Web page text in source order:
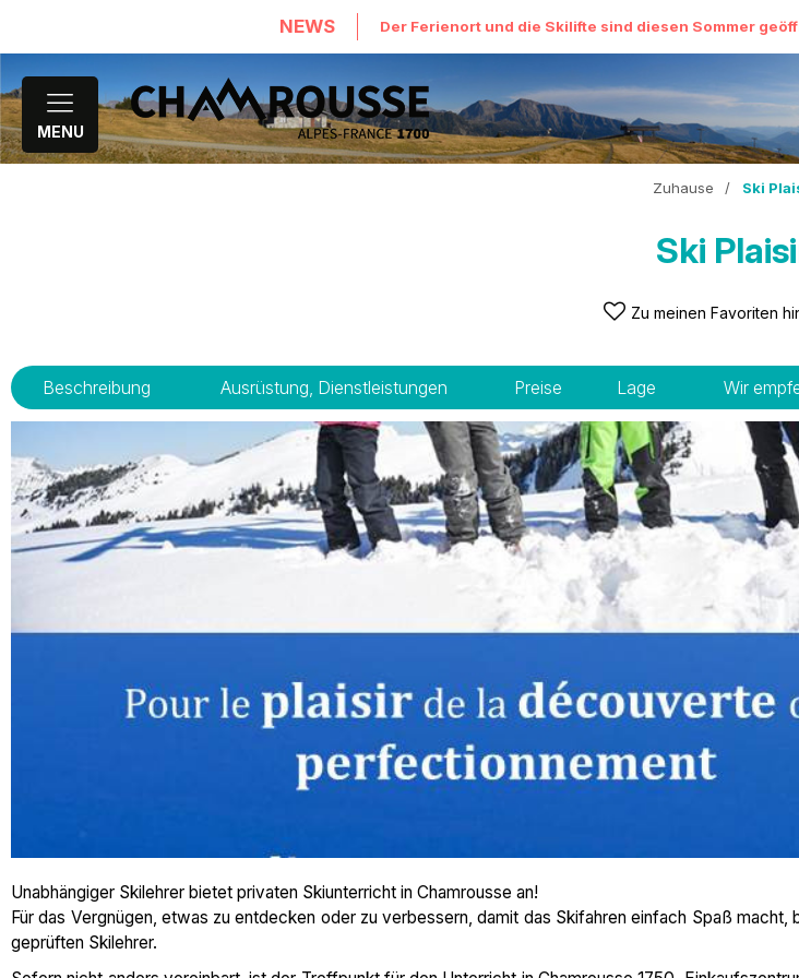
NEWS Der Ferienort und die Skilifte sind diesen Sommer
MENU
Zuhause / Ski
Ski
Zu meinen Favoriten
Beschreibung Ausrüstung, Dienstleistungen Preise Lage Wir
Unabhängiger Skilehrer bietet privaten Skiunterricht in Chamrousse an!
Für das Vergnügen, etwas zu entdecken oder zu verbessern, damit das Skifahren einfach Spaß macht,
geprüften Skilehrer.